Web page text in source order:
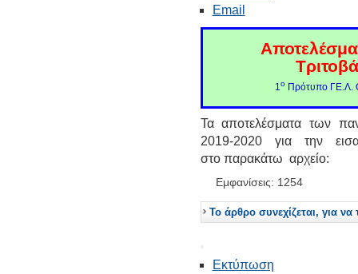
Email
1ο Πρότυπο ΓΕ.Λ.
Τα αποτελέσματα των
2019-2020 για την
στο παρακάτω αρχείο:
Εμφανίσεις: 1254
Το άρθρο συνεχίζεται, για
Εκτύπωση